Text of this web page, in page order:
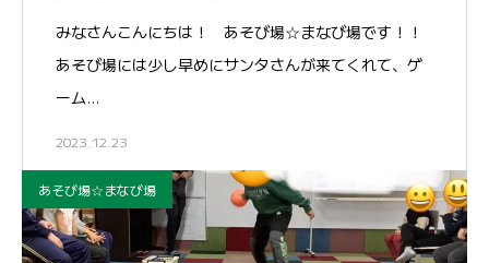
みなさんこんにちは！ あそび場☆まなび場です！！
あそび場には少し早めにサンタさんが来てくれて、ゲ
ーム…
2023.12.23
あそび場☆まなび場